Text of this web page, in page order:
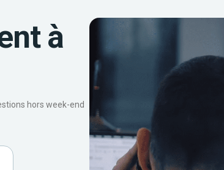
à
hors week-end